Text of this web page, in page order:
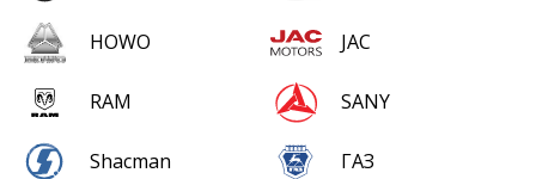
HOWO JAC
RAM SANY
Shacman ГАЗ